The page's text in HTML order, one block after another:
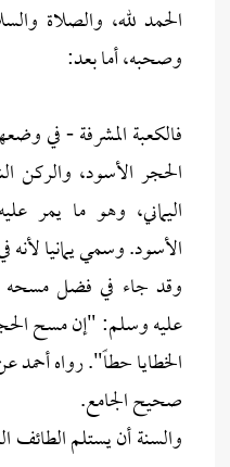
الحمد لله، والصلاة
وصحبه، أما بعد:
فالكعبة المشرفة - في
الحجر الأسود، والركن
اليماني، وهو ما يمر
الأسود. وسمي يمانيا لأنه
وقد جاء في فضل مسحه
عليه وسلم: "إن مسح
الخطايا حطاً". رواه أحمد
صحيح الجامع.
والسنة أن يستلم الطائف